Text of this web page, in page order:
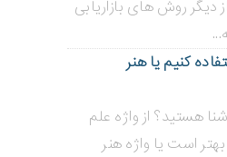
دیگر روش های بازاریابی
کنیم یا هنر
هستید؟ از واژه علم
است یا واژه هنر